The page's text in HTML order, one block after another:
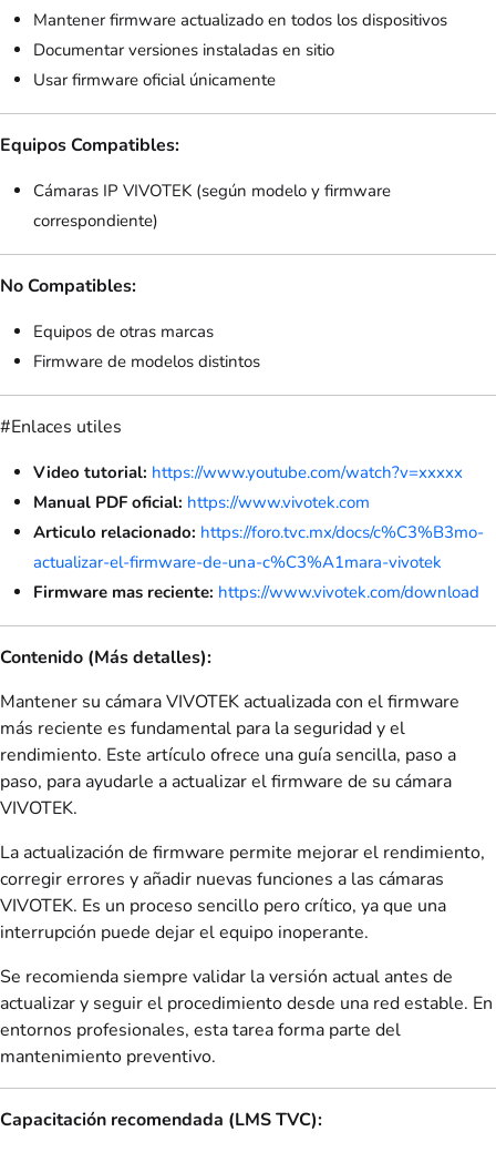
Mantener firmware actualizado en todos los dispositivos
Documentar versiones instaladas en sitio
Usar firmware oficial únicamente
Equipos Compatibles:
Cámaras IP VIVOTEK (según modelo y firmware
correspondiente)
No Compatibles:
Equipos de otras marcas
Firmware de modelos distintos
#Enlaces utiles
Video tutorial: https://www.youtube.com/watch?v=xxxxx
Manual PDF oficial: https://www.vivotek.com
Articulo relacionado: https://foro.tvc.mx/docs/c%C3%B3mo-
actualizar-el-firmware-de-una-c%C3%A1mara-vivotek
Firmware mas reciente: https://www.vivotek.com/download
Contenido (Más detalles):
Mantener su cámara VIVOTEK actualizada con el firmware
más reciente es fundamental para la seguridad y el
rendimiento. Este artículo ofrece una guía sencilla, paso a
paso, para ayudarle a actualizar el firmware de su cámara
VIVOTEK.
La actualización de firmware permite mejorar el rendimiento,
corregir errores y añadir nuevas funciones a las cámaras
VIVOTEK. Es un proceso sencillo pero crítico, ya que una
interrupción puede dejar el equipo inoperante.
Se recomienda siempre validar la versión actual antes de
actualizar y seguir el procedimiento desde una red estable. En
entornos profesionales, esta tarea forma parte del
mantenimiento preventivo.
Capacitación recomendada (LMS TVC):